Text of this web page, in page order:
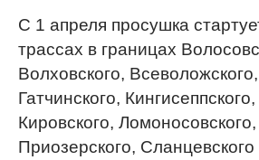
С 1 апреля просушка
трассах в границах
Волховского,
Гатчинского,
Кировского,
Приозерского, Сланцевского